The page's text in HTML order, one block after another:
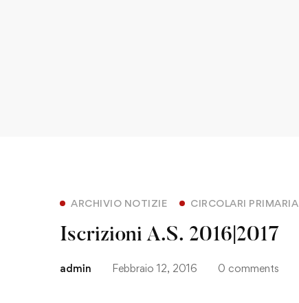
ARCHIVIO NOTIZIE CIRCOLARI PRIMARIA
Iscrizioni A.S. 2016|2017
admin Febbraio 12, 2016 0 comments